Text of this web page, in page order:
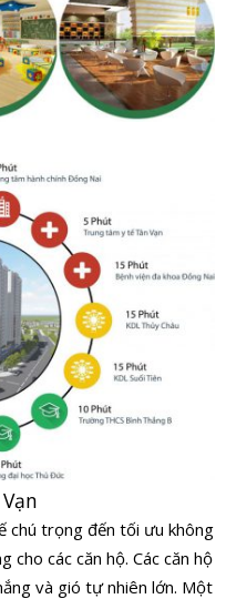
chú trọng đến tối ưu không
các căn hộ. Các căn hộ
và gió tự nhiên lớn. Một